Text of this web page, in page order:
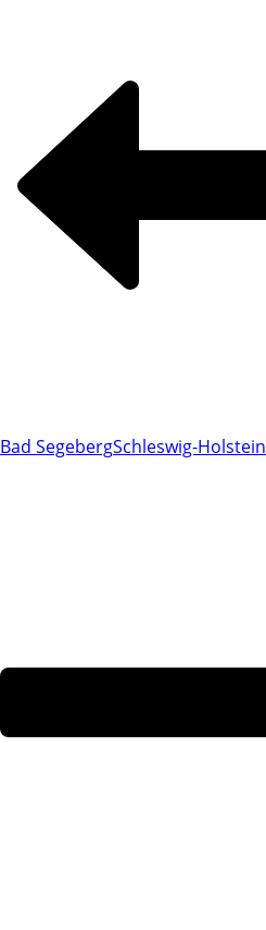
Bad SegebergSchleswig-Holstein